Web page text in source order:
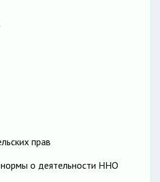
прав
о деятельности ННО